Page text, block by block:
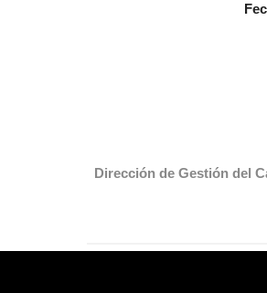
Dirección de Gestión del